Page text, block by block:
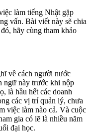
làm tiếng Nhật gặp
vấn. Bài viết này sẽ chia
hãy cùng tham khảo
về cách người nước
ngữ này trước khi nộp
là hầu hết các doanh
các vị trí quản lý, chưa
việc làm nào cả. Và cuộc
gia có lẽ là nhiều năm
đại học.